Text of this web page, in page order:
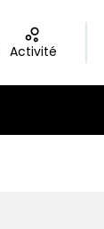
Activité